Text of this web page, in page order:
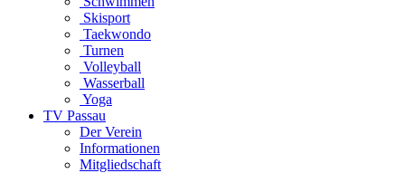
Skisport
Taekwondo
Turnen
Volleyball
Wasserball
Yoga
TV Passau
Der Verein
Informationen
Mitgliedschaft